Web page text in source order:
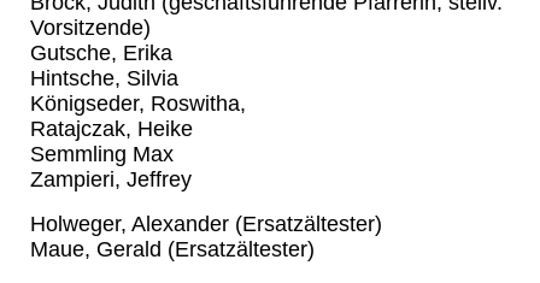
Vorsitzende)
Gutsche, Erika
Hintsche, Silvia
Königseder, Roswitha,
Ratajczak, Heike
Semmling Max
Zampieri, Jeffrey
Holweger, Alexander (Ersatzältester)
Maue, Gerald (Ersatzältester)